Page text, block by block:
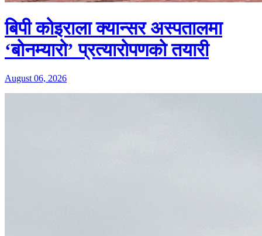
बिपी कोइराला क्यान्सर अस्पतालमा
‘बोनम्यारो’ प्रत्यारोपणको तयारी
August 06, 2026